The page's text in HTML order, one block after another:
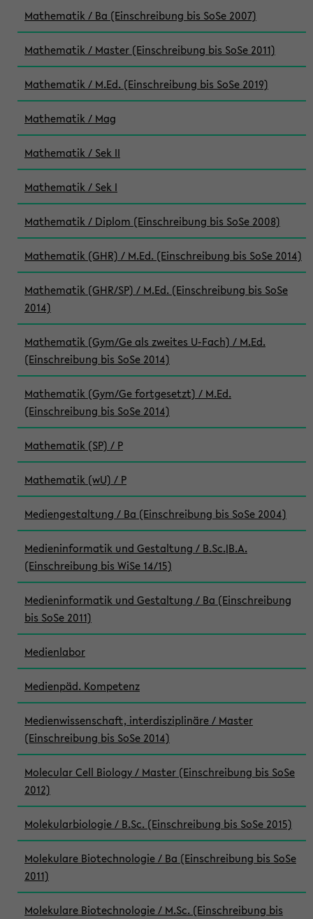
Mathematik / Ba (Einschreibung bis SoSe 2007)
Mathematik / Master (Einschreibung bis SoSe 2011)
Mathematik / M.Ed. (Einschreibung bis SoSe 2019)
Mathematik / Mag
Mathematik / Sek II
Mathematik / Sek I
Mathematik / Diplom (Einschreibung bis SoSe 2008)
Mathematik (GHR) / M.Ed. (Einschreibung bis SoSe 2014)
Mathematik (GHR/SP) / M.Ed. (Einschreibung bis SoSe
2014)
Mathematik (Gym/Ge als zweites U-Fach) / M.Ed.
(Einschreibung bis SoSe 2014)
Mathematik (Gym/Ge fortgesetzt) / M.Ed.
(Einschreibung bis SoSe 2014)
Mathematik (SP) / P
Mathematik (wU) / P
Mediengestaltung / Ba (Einschreibung bis SoSe 2004)
Medieninformatik und Gestaltung / B.Sc.|B.A.
(Einschreibung bis WiSe 14/15)
Medieninformatik und Gestaltung / Ba (Einschreibung
bis SoSe 2011)
Medienlabor
Medienpäd. Kompetenz
Medienwissenschaft, interdisziplinäre / Master
(Einschreibung bis SoSe 2014)
Molecular Cell Biology / Master (Einschreibung bis SoSe
2012)
Molekularbiologie / B.Sc. (Einschreibung bis SoSe 2015)
Molekulare Biotechnologie / Ba (Einschreibung bis SoSe
2011)
Molekulare Biotechnologie / M.Sc. (Einschreibung bis